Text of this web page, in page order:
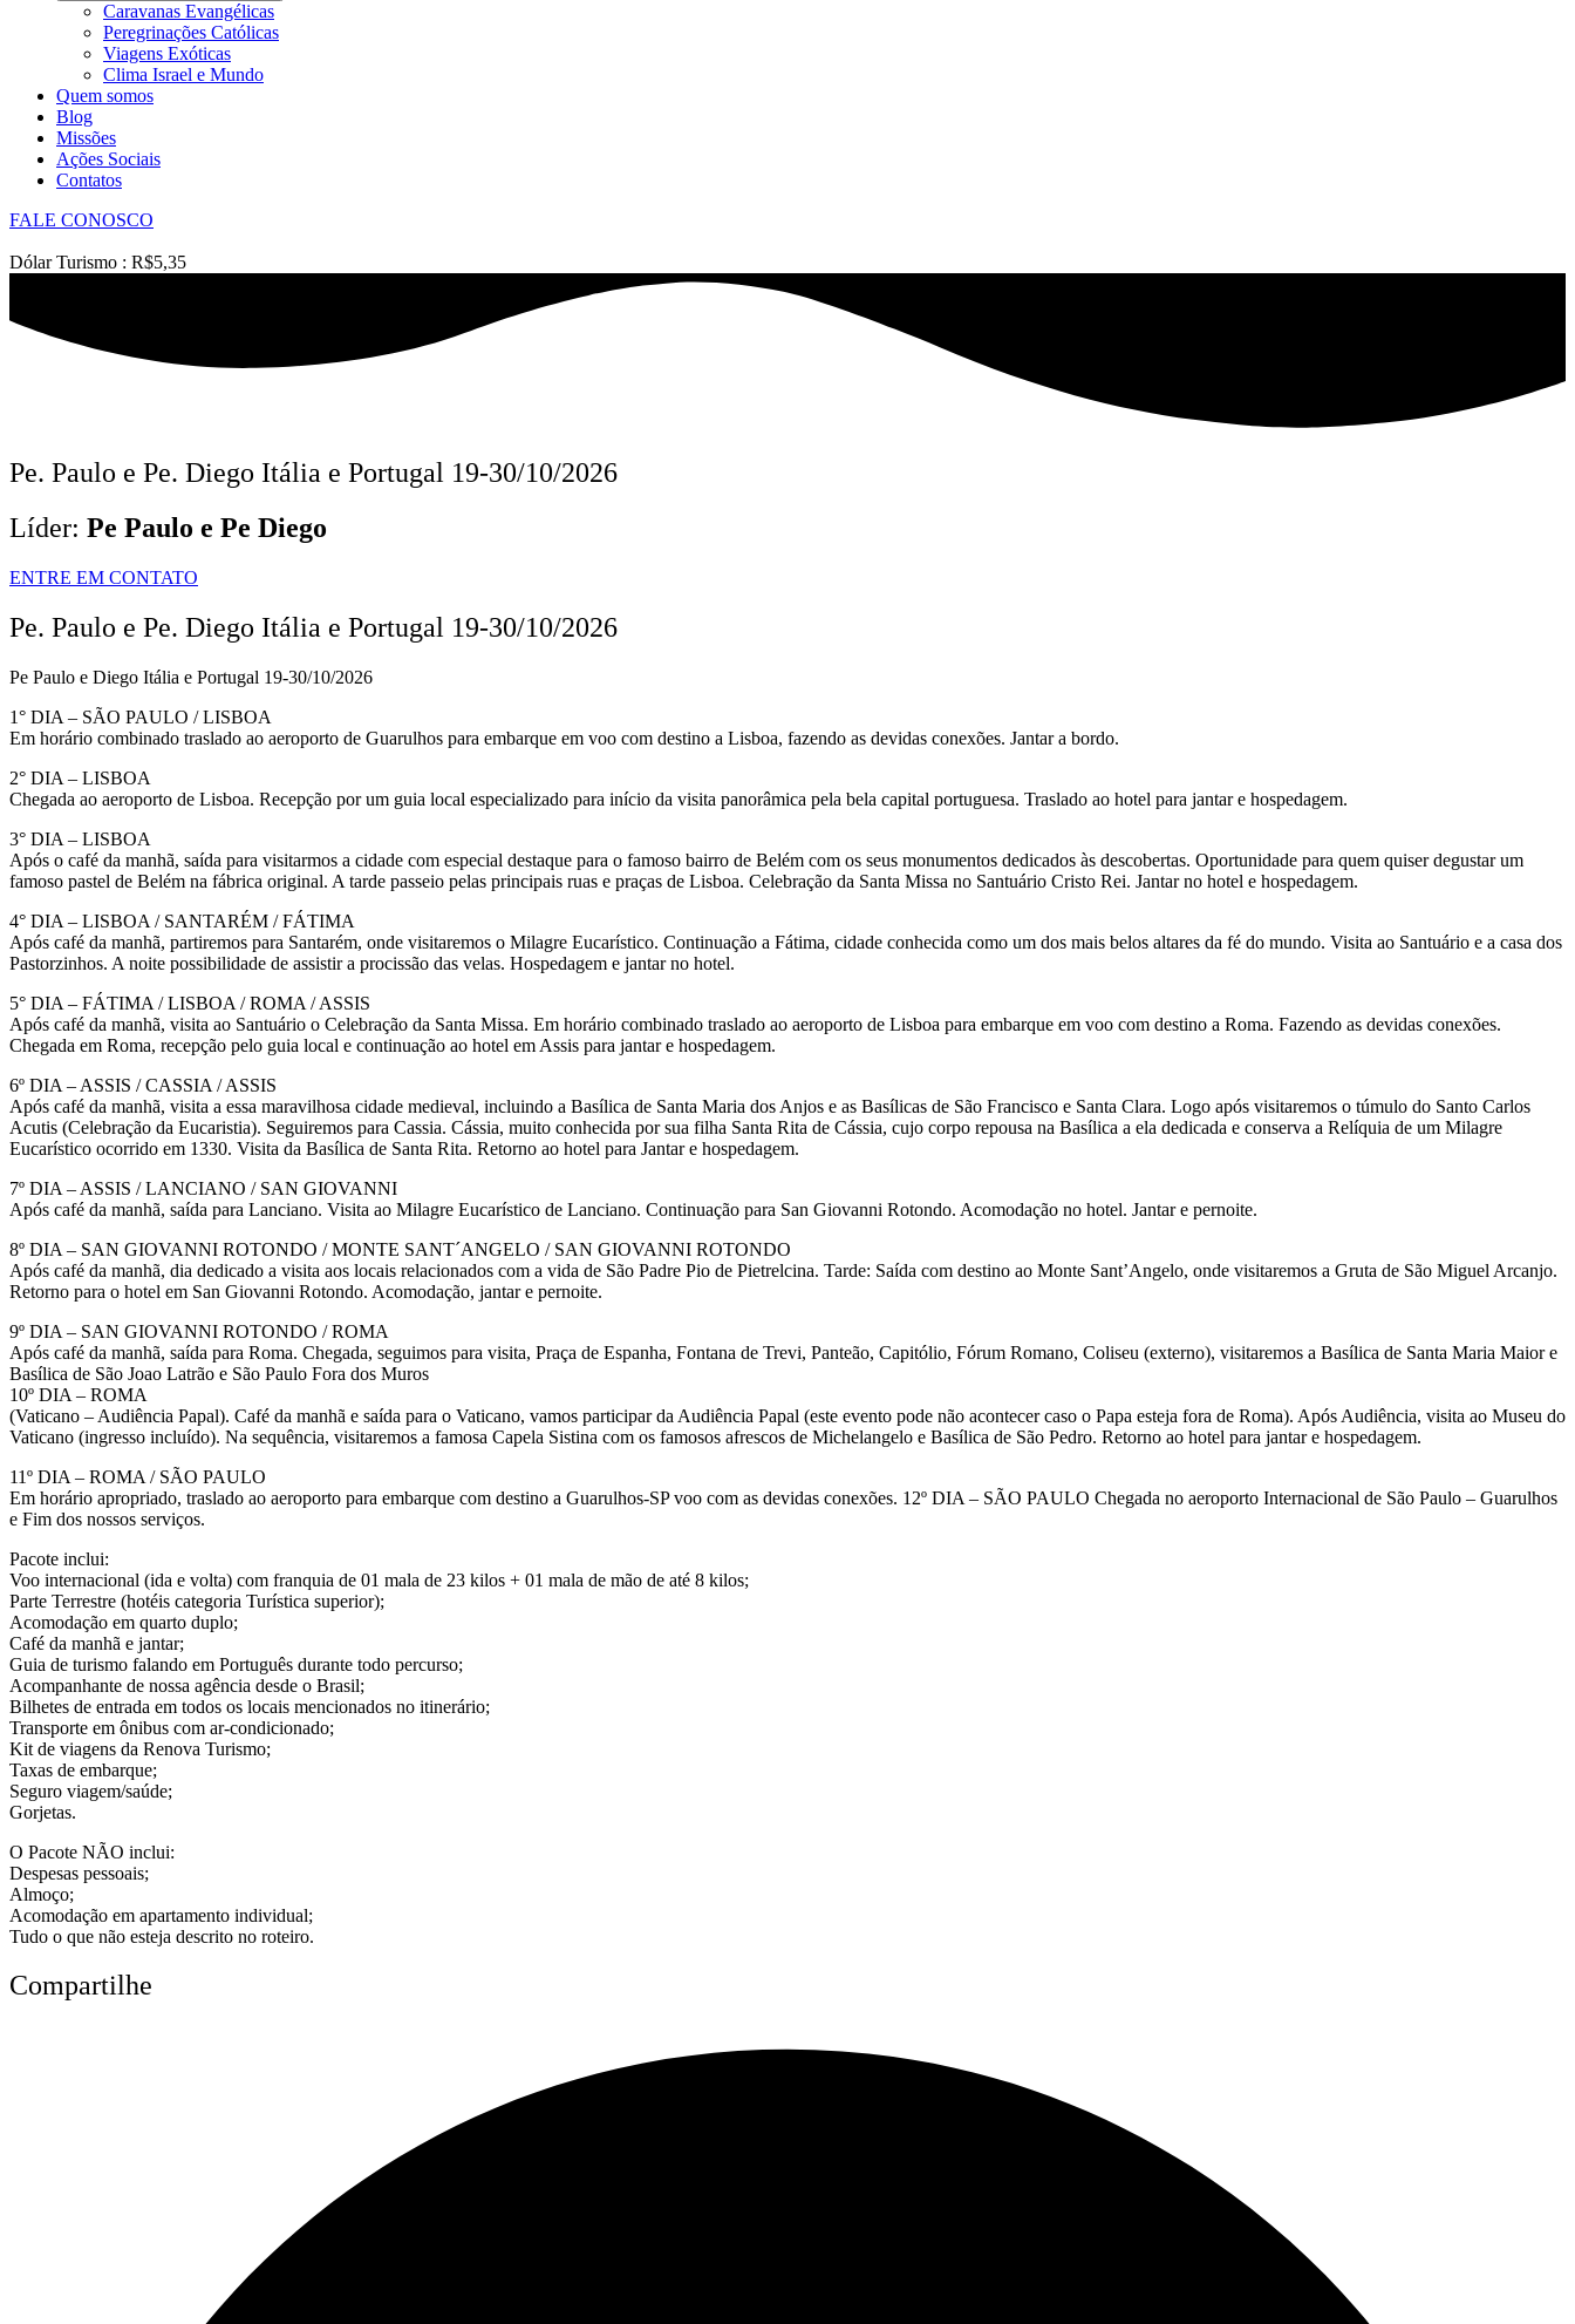
Caravanas Evangélicas
Peregrinações Católicas
Viagens Exóticas
Clima Israel e Mundo
Quem somos
Blog
Missões
Ações Sociais
Contatos
FALE CONOSCO
Dólar Turismo : R$5,35
Pe. Paulo e Pe. Diego Itália e Portugal 19-30/10/2026
Líder: Pe Paulo e Pe Diego
ENTRE EM CONTATO
Pe. Paulo e Pe. Diego Itália e Portugal 19-30/10/2026
Pe Paulo e Diego Itália e Portugal 19-30/10/2026
1° DIA – SÃO PAULO / LISBOA
Em horário combinado traslado ao aeroporto de Guarulhos para embarque em voo com destino a Lisboa, fazendo as devidas conexões. Jantar a bordo.
2° DIA – LISBOA
Chegada ao aeroporto de Lisboa. Recepção por um guia local especializado para início da visita panorâmica pela bela capital portuguesa. Traslado ao hotel para jantar e hospedagem.
3° DIA – LISBOA
Após o café da manhã, saída para visitarmos a cidade com especial destaque para o famoso bairro de Belém com os seus monumentos dedicados às descobertas. Oportunidade para quem quiser degustar um
famoso pastel de Belém na fábrica original. A tarde passeio pelas principais ruas e praças de Lisboa. Celebração da Santa Missa no Santuário Cristo Rei. Jantar no hotel e hospedagem.
4° DIA – LISBOA / SANTARÉM / FÁTIMA
Após café da manhã, partiremos para Santarém, onde visitaremos o Milagre Eucarístico. Continuação a Fátima, cidade conhecida como um dos mais belos altares da fé do mundo. Visita ao Santuário e a casa dos
Pastorzinhos. A noite possibilidade de assistir a procissão das velas. Hospedagem e jantar no hotel.
5° DIA – FÁTIMA / LISBOA / ROMA / ASSIS
Após café da manhã, visita ao Santuário o Celebração da Santa Missa. Em horário combinado traslado ao aeroporto de Lisboa para embarque em voo com destino a Roma. Fazendo as devidas conexões.
Chegada em Roma, recepção pelo guia local e continuação ao hotel em Assis para jantar e hospedagem.
6º DIA – ASSIS / CASSIA / ASSIS
Após café da manhã, visita a essa maravilhosa cidade medieval, incluindo a Basílica de Santa Maria dos Anjos e as Basílicas de São Francisco e Santa Clara. Logo após visitaremos o túmulo do Santo Carlos
Acutis (Celebração da Eucaristia). Seguiremos para Cassia. Cássia, muito conhecida por sua filha Santa Rita de Cássia, cujo corpo repousa na Basílica a ela dedicada e conserva a Relíquia de um Milagre
Eucarístico ocorrido em 1330. Visita da Basílica de Santa Rita. Retorno ao hotel para Jantar e hospedagem.
7º DIA – ASSIS / LANCIANO / SAN GIOVANNI
Após café da manhã, saída para Lanciano. Visita ao Milagre Eucarístico de Lanciano. Continuação para San Giovanni Rotondo. Acomodação no hotel. Jantar e pernoite.
8º DIA – SAN GIOVANNI ROTONDO / MONTE SANT´ANGELO / SAN GIOVANNI ROTONDO
Após café da manhã, dia dedicado a visita aos locais relacionados com a vida de São Padre Pio de Pietrelcina. Tarde: Saída com destino ao Monte Sant’Angelo, onde visitaremos a Gruta de São Miguel Arcanjo.
Retorno para o hotel em San Giovanni Rotondo. Acomodação, jantar e pernoite.
9º DIA – SAN GIOVANNI ROTONDO / ROMA
Após café da manhã, saída para Roma. Chegada, seguimos para visita, Praça de Espanha, Fontana de Trevi, Panteão, Capitólio, Fórum Romano, Coliseu (externo), visitaremos a Basílica de Santa Maria Maior e
Basílica de São Joao Latrão e São Paulo Fora dos Muros
10º DIA – ROMA
(Vaticano – Audiência Papal). Café da manhã e saída para o Vaticano, vamos participar da Audiência Papal (este evento pode não acontecer caso o Papa esteja fora de Roma). Após Audiência, visita ao Museu do
Vaticano (ingresso incluído). Na sequência, visitaremos a famosa Capela Sistina com os famosos afrescos de Michelangelo e Basílica de São Pedro. Retorno ao hotel para jantar e hospedagem.
11º DIA – ROMA / SÃO PAULO
Em horário apropriado, traslado ao aeroporto para embarque com destino a Guarulhos-SP voo com as devidas conexões. 12º DIA – SÃO PAULO Chegada no aeroporto Internacional de São Paulo – Guarulhos
e Fim dos nossos serviços.
Pacote inclui:
Voo internacional (ida e volta) com franquia de 01 mala de 23 kilos + 01 mala de mão de até 8 kilos;
Parte Terrestre (hotéis categoria Turística superior);
Acomodação em quarto duplo;
Café da manhã e jantar;
Guia de turismo falando em Português durante todo percurso;
Acompanhante de nossa agência desde o Brasil;
Bilhetes de entrada em todos os locais mencionados no itinerário;
Transporte em ônibus com ar-condicionado;
Kit de viagens da Renova Turismo;
Taxas de embarque;
Seguro viagem/saúde;
Gorjetas.
O Pacote NÃO inclui:
Despesas pessoais;
Almoço;
Acomodação em apartamento individual;
Tudo o que não esteja descrito no roteiro.
Compartilhe